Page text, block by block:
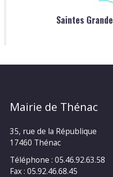
Saintes
Mairie de Thénac
35, rue de la République
17460 Thénac
Téléphone : 05.46.92.63.58
Fax : 05.92.46.68.45